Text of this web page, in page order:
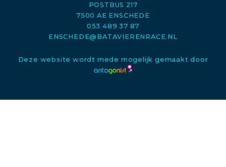
POSTBUS 217
7500 AE ENSCHEDE
053 489 37 87
ENSCHEDE@BATAVIERENRACE.NL
Deze website wordt mede mogelijk gemaakt door